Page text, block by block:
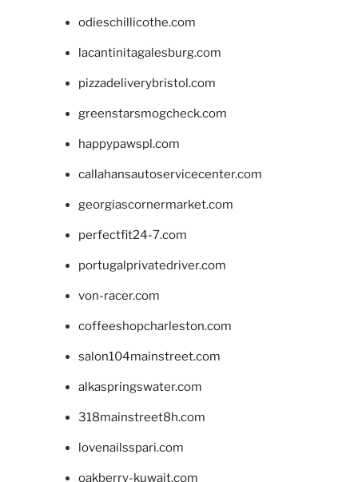
odieschillicothe.com
lacantinitagalesburg.com
pizzadeliverybristol.com
greenstarsmogcheck.com
happypawspl.com
callahansautoservicecenter.com
georgiascornermarket.com
perfectfit24-7.com
portugalprivatedriver.com
von-racer.com
coffeeshopcharleston.com
salon104mainstreet.com
alkaspringswater.com
318mainstreet8h.com
lovenailsspari.com
oakberry-kuwait.com